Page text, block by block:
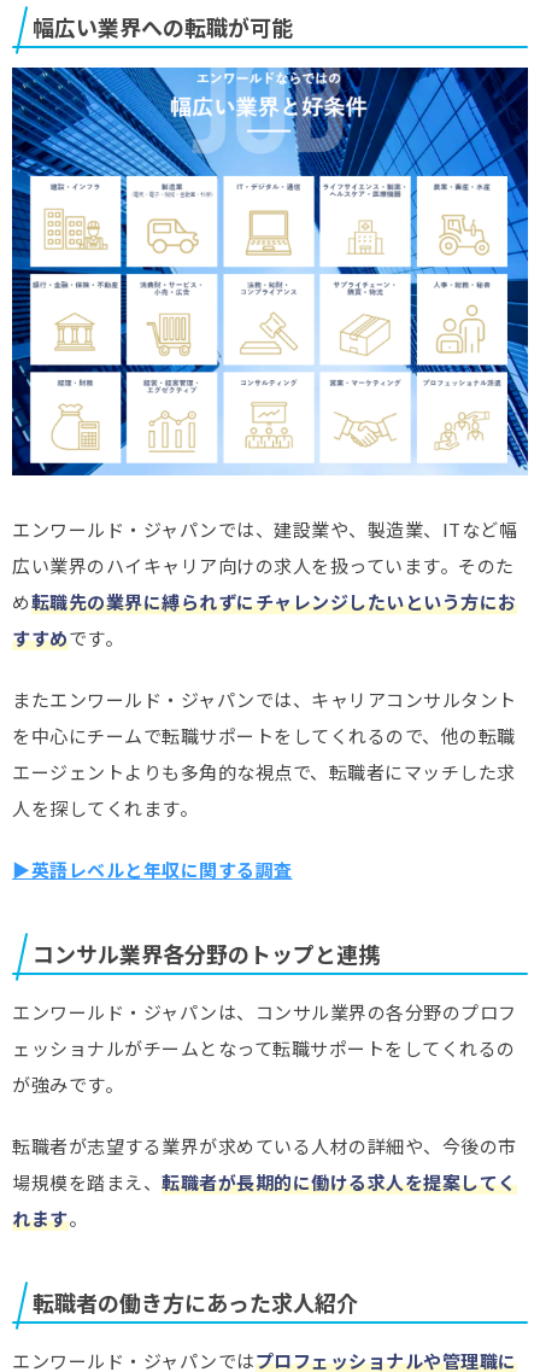
幅広い業界への転職が可能
エンワールド・ジャパンでは、建設業や、製造業、ITなど幅
広い業界のハイキャリア向けの求人を扱っています。そのた
め転職先の業界に縛られずにチャレンジしたいという方にお
すすめです。
またエンワールド・ジャパンでは、キャリアコンサルタント
を中心にチームで転職サポートをしてくれるので、他の転職
エージェントよりも多角的な視点で、転職者にマッチした求
人を探してくれます。
▶︎英語レベルと年収に関する調査
コンサル業界各分野のトップと連携
エンワールド・ジャパンは、コンサル業界の各分野のプロフ
ェッショナルがチームとなって転職サポートをしてくれるの
が強みです。
転職者が志望する業界が求めている人材の詳細や、今後の市
場規模を踏まえ、 転職者が長期的に働ける求人を提案してく
れます。
転職者の働き方にあった求人紹介
エンワールド・ジャパンではプロフェッショナルや管理職に